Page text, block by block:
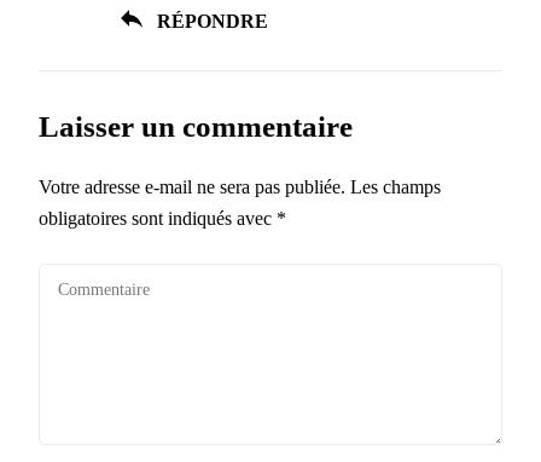
RÉPONDRE
Laisser un commentaire
Votre adresse e-mail ne sera pas publiée. Les champs
obligatoires sont indiqués avec *